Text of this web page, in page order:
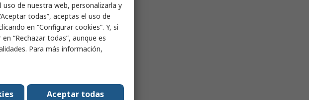
de nuestra web, personalizarla y
todas”, aceptas el uso de
en “Configurar cookies”. Y, si
“Rechazar todas”, aunque es
Para más información,
Aceptar todas